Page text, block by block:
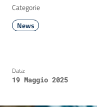
Categorie
News
Data:
19 Maggio 2025